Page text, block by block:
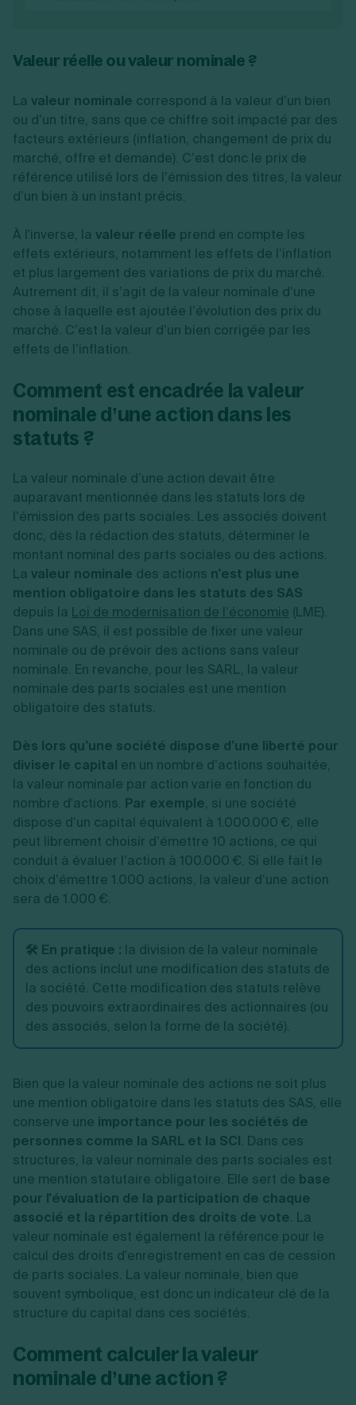
Valeur réelle ou valeur nominale ?
La valeur nominale correspond à la valeur d’un bien
ou d’un titre, sans que ce chiffre soit impacté par des
facteurs extérieurs (inflation, changement de prix du
marché, offre et demande). C’est donc le prix de
référence utilisé lors de l’émission des titres, la valeur
d’un bien à un instant précis.
À l'inverse, la valeur réelle prend en compte les
effets extérieurs, notamment les effets de l’inflation
et plus largement des variations de prix du marché.
Autrement dit, il s’agit de la valeur nominale d’une
chose à laquelle est ajoutée l’évolution des prix du
marché. C’est la valeur d’un bien corrigée par les
effets de l’inflation.
Comment est encadrée la valeur
nominale d’une action dans les
statuts ?
La valeur nominale d’une action devait être
auparavant mentionnée dans les statuts lors de
l’émission des parts sociales. Les associés doivent
donc, dès la rédaction des statuts, déterminer le
montant nominal des parts sociales ou des actions.
La valeur nominale des actions n'est plus une
mention obligatoire dans les statuts des SAS
depuis la Loi de modernisation de l’économie (LME).
Dans une SAS, il est possible de fixer une valeur
nominale ou de prévoir des actions sans valeur
nominale. En revanche, pour les SARL, la valeur
nominale des parts sociales est une mention
obligatoire des statuts.
Dès lors qu’une société dispose d’une liberté pour
diviser le capital en un nombre d’actions souhaitée,
la valeur nominale par action varie en fonction du
nombre d'actions. Par exemple, si une société
dispose d’un capital équivalent à 1.000.000 €, elle
peut librement choisir d’émettre 10 actions, ce qui
conduit à évaluer l’action à 100.000 €. Si elle fait le
choix d’émettre 1.000 actions, la valeur d’une action
sera de 1.000 €.
🛠️ En pratique : la division de la valeur nominale
des actions inclut une modification des statuts de
la société. Cette modification des statuts relève
des pouvoirs extraordinaires des actionnaires (ou
des associés, selon la forme de la société).
Bien que la valeur nominale des actions ne soit plus
une mention obligatoire dans les statuts des SAS, elle
conserve une importance pour les sociétés de
personnes comme la SARL et la SCI. Dans ces
structures, la valeur nominale des parts sociales est
une mention statutaire obligatoire. Elle sert de base
pour l'évaluation de la participation de chaque
associé et la répartition des droits de vote. La
valeur nominale est également la référence pour le
calcul des droits d'enregistrement en cas de cession
de parts sociales. La valeur nominale, bien que
souvent symbolique, est donc un indicateur clé de la
structure du capital dans ces sociétés.
Comment calculer la valeur
nominale d’une action ?